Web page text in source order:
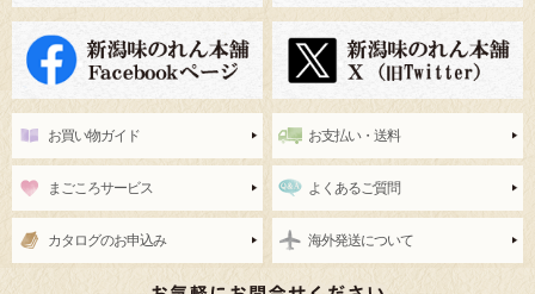
お買い物ガイド お支払い・送料
まごころサービス よくあるご質問
カタログのお申込み 海外発送について